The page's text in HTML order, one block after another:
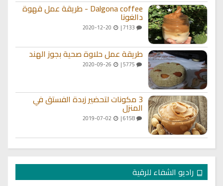
Dalgona coffee - طريقة عمل قهوة
دالغونا
طريقة عمل حلاوة صحية بجوز الهند
3 مكونات لتحضير زبدة الفستق في
المنزل
6158 |
راديو الشفاء للرقية